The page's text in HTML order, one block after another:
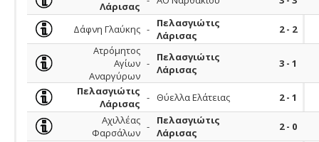
Λάρισας
Δάφνη Γλαύκης -
Πελασγιώτις
Λάρισας
2 - 2
Ατρόμητος
Αγίων
Αναργύρων
-
Πελασγιώτις
Λάρισας
3 - 1
Πελασγιώτις
Λάρισας - Θύελλα Ελάτειας
2 - 1
Αχιλλέας
Φαρσάλων -
Πελασγιώτις
Λάρισας
2 - 0